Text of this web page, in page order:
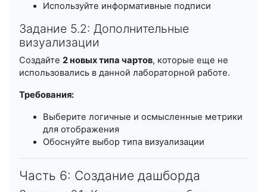
Используйте информативные подписи
Задание 5.2: Дополнительные
визуализации
Создайте 2 новых типа чартов, которые еще не
использовались в данной лабораторной работе.
Требования:
Выберите логичные и осмысленные метрики
для отображения
Обоснуйте выбор типа визуализации
Часть 6: Создание дашборда